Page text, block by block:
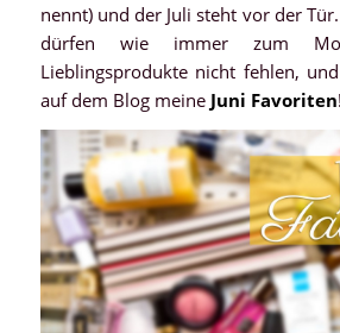
nennt) und der Juli steht vor der
dürfen wie immer zum
Lieblingsprodukte nicht fehlen,
auf dem Blog meine Juni Favoriten!